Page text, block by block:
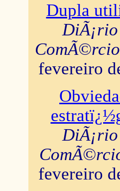
Dupla
ComÃ©rcio
fevereiro
fevereiro